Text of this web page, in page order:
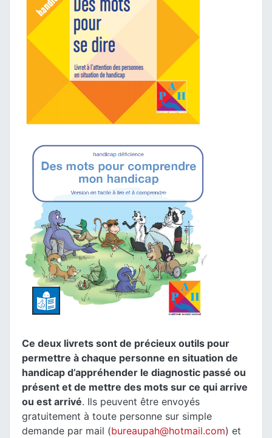
Ce deux livrets sont de précieux outils pour
permettre à chaque personne en situation de
handicap d’appréhender le diagnostic passé ou
présent et de mettre des mots sur ce qui arrive
ou est arrivé. Ils peuvent être envoyés
gratuitement à toute personne sur simple
demande par mail (bureaupah@hotmail.com) et